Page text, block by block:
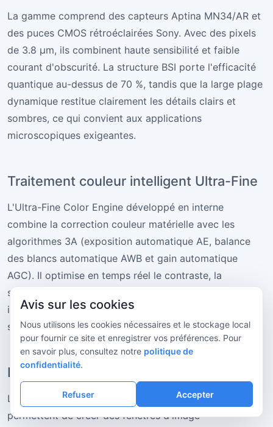
La gamme comprend des capteurs Aptina MN34/AR et
des puces CMOS rétroéclairées Sony. Avec des pixels
de 3.8 µm, ils combinent haute sensibilité et faible
courant d'obscurité. La structure BSI porte l'efficacité
quantique au-dessus de 70 %, tandis que la large plage
dynamique restitue clairement les détails clairs et
sombres, ce qui convient aux applications
microscopiques exigeantes.
Traitement couleur intelligent Ultra-Fine
L'Ultra-Fine Color Engine développé en interne
combine la correction couleur matérielle avec les
algorithmes 3A (exposition automatique AE, balance
des blancs automatique AWB et gain automatique
AGC). Il optimise en temps réel le contraste, la
saturation et l'équilibre des couleurs afin d'obtenir des
images cohérentes sous LED, halogène et autres
sources lumineuses.
Fonctions ROI et binning flexibles
Les régions d'intérêt (ROI) librement définissables
permettent de créer des fenêtres d'image
Avis sur les cookies
Nous utilisons les cookies nécessaires et le stockage local
pour fournir ce site et enregistrer vos préférences. Pour
en savoir plus, consultez notre politique de
confidentialité.
Refuser Accepter